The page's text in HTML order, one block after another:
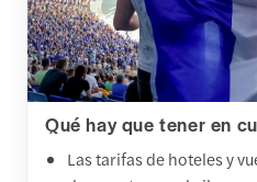
Qué hay que tener en
Las tarifas de hoteles y